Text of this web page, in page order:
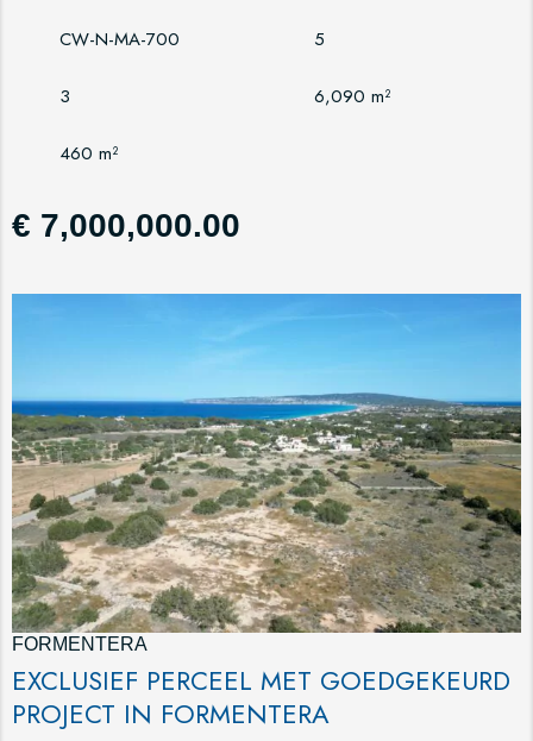
CW-N-MA-700 5
3 6,090 m²
460 m²
€ 7,000,000.00
FORMENTERA
EXCLUSIEF PERCEEL MET GOEDGEKEURD
PROJECT IN FORMENTERA